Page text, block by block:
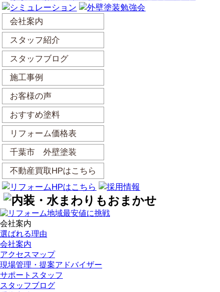
会社案内
スタッフ紹介
スタッフブログ
施工事例
お客様の声
おすすめ塗料
リフォーム価格表
千葉市 外壁塗装
不動産買取HPはこちら
会社案内
選ばれる理由
会社案内
アクセスマップ
現場管理・提案アドバイザー
サポートスタッフ
スタッフブログ